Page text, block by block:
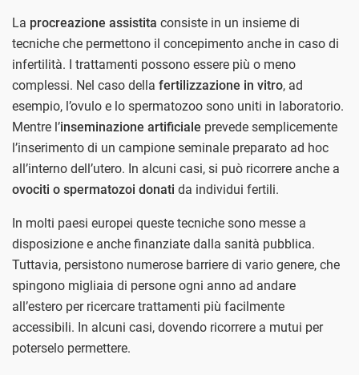
La procreazione assistita consiste in un insieme di
tecniche che permettono il concepimento anche in caso di
infertilità. I trattamenti possono essere più o meno
complessi. Nel caso della fertilizzazione in vitro, ad
esempio, l’ovulo e lo spermatozoo sono uniti in laboratorio.
Mentre l’inseminazione artificiale prevede semplicemente
l’inserimento di un campione seminale preparato ad hoc
all’interno dell’utero. In alcuni casi, si può ricorrere anche a
ovociti o spermatozoi donati da individui fertili.
In molti paesi europei queste tecniche sono messe a
disposizione e anche finanziate dalla sanità pubblica.
Tuttavia, persistono numerose barriere di vario genere, che
spingono migliaia di persone ogni anno ad andare
all’estero per ricercare trattamenti più facilmente
accessibili. In alcuni casi, dovendo ricorrere a mutui per
poterselo permettere.